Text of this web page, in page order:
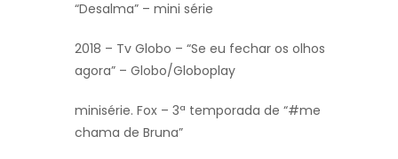
“Desalma” – mini série
2018 – Tv Globo – “Se eu fechar os olhos
agora” – Globo/Globoplay
minisérie. Fox – 3ª temporada de “#me
chama de Bruna”